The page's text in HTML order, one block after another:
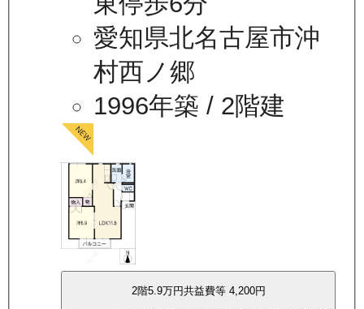
愛知県北名古屋市沖
村西ノ郷
1996年築 / 2階建
2階5.9万円共益費等 4,200円